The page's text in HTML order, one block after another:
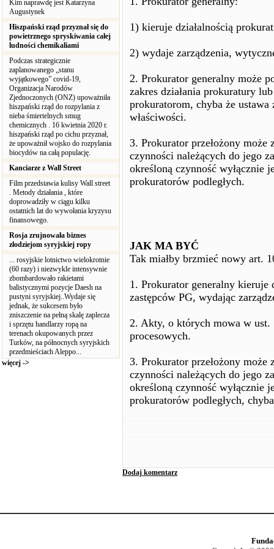
Kim naprawdę jest Katarzyna
Augustynek
Hiszpański rząd przyznał się do
powietrznego spryskiwania całej
ludności chemikaliami
Podczas strategicznie
zaplanowanego „stanu
wyjątkowego” covid-19,
Organizacja Narodów
Zjednoczonych (ONZ) upoważniła
hiszpański rząd do rozpylania z
nieba śmiertelnych smug
chemicznych . 16 kwietnia 2020 r.
hiszpański rząd po cichu przyznał,
że upoważnił wojsko do rozpylania
biocydów na całą populację.
Kanciarze z Wall Street
Film przedstawia kulisy Wall street
. Metody działania , które
doprowadziły w ciągu kilku
ostatnich lat do wywołania kryzysu
finansowego.
Rosja zrujnowała biznes
złodziejom syryjskiej ropy
... rosyjskie lotnictwo wielokrotnie
(60 razy) i niezwykle intensywnie
zbombardowało rakietami
balistycznymi pozycje Daesh na
pustyni syryjskiej..Wydaje się
jednak, że sukcesem było
zniszczenie na pełną skalę zaplecza
i sprzętu handlarzy ropą na
terenach okupowanych przez
Turków, na północnych syryjskich
przedmieściach Aleppo...
więcej ->
1) kieruje działalnością
2) wydaje zarządzenia,
2. Prokurator generalny może
zakres działania prokuratury
prokuratorom, chyba że ustawa
właściwości.
3. Prokurator przełożony
czynności należących do jego
określoną czynność wyłącznie
prokuratorów podległych.
JAK MA BYĆ
Tak miałby brzmieć nowy art.
1. Prokurator generalny kieruje
zastępców PG, wydając
2. Akty, o których mowa w ust.
procesowych.
3. Prokurator przełożony może
czynności należących do jego
określoną czynność wyłącznie
prokuratorów podległych,
Dodaj komentarz